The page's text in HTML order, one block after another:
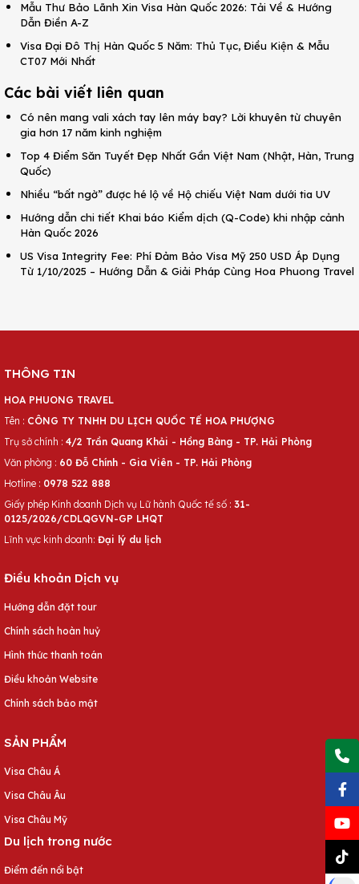
Mẫu Thư Bảo Lãnh Xin Visa Hàn Quốc 2026: Tải Về & Hướng
Dẫn Điền A-Z
Visa Đại Đô Thị Hàn Quốc 5 Năm: Thủ Tục, Điều Kiện & Mẫu
CT07 Mới Nhất
Các bài viết liên quan
Có nên mang vali xách tay lên máy bay? Lời khuyên từ chuyên
gia hơn 17 năm kinh nghiệm
Top 4 Điểm Săn Tuyết Đẹp Nhất Gần Việt Nam (Nhật, Hàn, Trung
Quốc)
Nhiều “bất ngờ” được hé lộ về Hộ chiếu Việt Nam dưới tia UV
Hướng dẫn chi tiết Khai báo Kiểm dịch (Q-Code) khi nhập cảnh
Hàn Quốc 2026
US Visa Integrity Fee: Phí Đảm Bảo Visa Mỹ 250 USD Áp Dụng
Từ 1/10/2025 – Hướng Dẫn & Giải Pháp Cùng Hoa Phuong Travel
THÔNG TIN
HOA PHUONG TRAVEL
Tên : CÔNG TY TNHH DU LỊCH QUỐC TẾ HOA PHƯỢNG
Trụ sở chính : 4/2 Trần Quang Khải - Hồng Bàng - TP. Hải Phòng
Văn phòng : 60 Đỗ Chính - Gia Viên - TP. Hải Phòng
Hotline : 0978 522 888
Giấy phép Kinh doanh Dịch vụ Lữ hành Quốc tế số : 31-
0125/2026/CDLQGVN-GP LHQT
Lĩnh vực kinh doanh: Đại lý du lịch
Điều khoản Dịch vụ
Hướng dẫn đặt tour
Chính sách hoàn huỷ
Hình thức thanh toán
Điều khoản Website
Chính sách bảo mật
SẢN PHẨM
Visa Châu Á
Visa Châu Âu
Visa Châu Mỹ
Du lịch trong nước
Điểm đến nổi bật